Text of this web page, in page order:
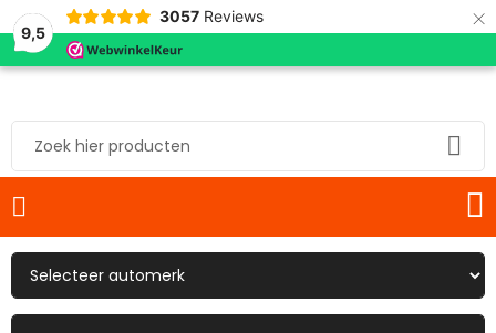
9,5
3057 Reviews ×